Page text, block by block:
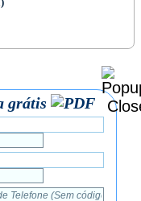
grátis